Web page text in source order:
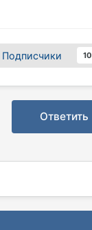
Подписчики 10
Ответить